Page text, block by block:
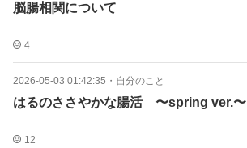
脳腸相関について
4
2026-05-03 01:42:35 ・ 自分のこと
はるのささやかな腸活 〜spring ver.〜
12